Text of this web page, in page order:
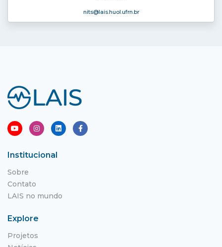
nits@lais.huol.ufrn.br
Institucional
Sobre
Contato
LAIS no mundo
Explore
Projetos